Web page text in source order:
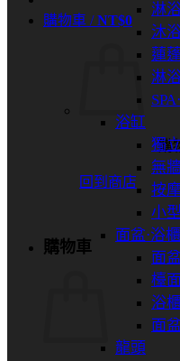
字:
購物車 /NT$0
購
回到商店
購物車
淋
沐
蓮
淋
浴缸
獨
無
按
小
面盆⋅浴櫃
面盆
檯
浴
面
龍頭